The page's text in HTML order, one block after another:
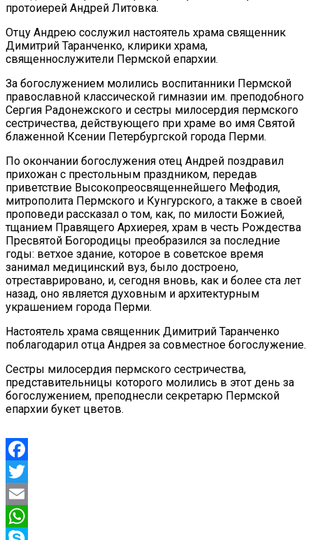
протоиерей Андрей Литовка.
Отцу Андрею сослужил настоятель храма священник
Димитрий Таранченко, клирики храма,
священнослужители Пермской епархии.
За богослужением молились воспитанники Пермской
православной классической гимназии им. преподобного
Сергия Радонежского и сестры милосердия пермского
сестричества, действующего при храме во имя Святой
блаженной Ксении Петербургской города Перми.
По окончании богослужения отец Андрей поздравил
прихожан с престольным праздником, передав
приветствие Высокопреосвященнейшего Мефодия,
митрополита Пермского и Кунгурского, а также в своей
проповеди рассказал о том, как, по милости Божией,
тщанием Правящего Архиерея, храм в честь Рождества
Пресвятой Богородицы преобразился за последние
годы: ветхое здание, которое в советское время
занимал медицинский вуз, было достроено,
отреставрировано, и, сегодня вновь, как и более ста лет
назад, оно является духовным и архитектурным
украшением города Перми.
Настоятель храма священник Димитрий Таранченко
поблагодарил отца Андрея за совместное богослужение.
Сестры милосердия пермского сестричества,
представительницы которого молились в этот день за
богослужением, преподнесли секретарю Пермской
епархии букет цветов.
Facebook
Twitter
Email